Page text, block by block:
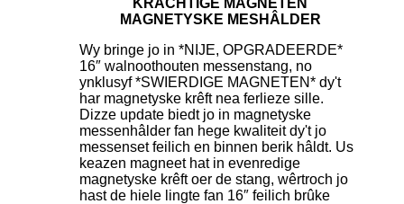
MAGNETYSKE MESHÂLDER
Wy bringe jo in *NIJE, OPGRADEERDE*
16″ walnoothouten messenstang, no
ynklusyf *SWIERDIGE MAGNETEN* dy't
har magnetyske krêft nea ferlieze sille.
Dizze update biedt jo in magnetyske
messenhâlder fan hege kwaliteit dy't jo
messenset feilich en binnen berik hâldt. Us
keazen magneet hat in evenredige
magnetyske krêft oer de stang, wêrtroch jo
hast de hiele lingte fan 16″ feilich brûke